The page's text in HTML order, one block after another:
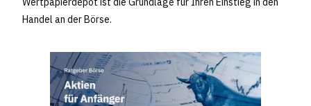
Handel an der Börse.